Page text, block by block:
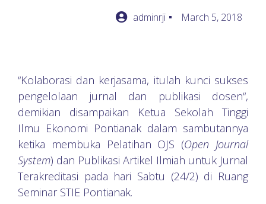
adminrji March 5, 2018
“Kolaborasi dan kerjasama, itulah kunci sukses
pengelolaan jurnal dan publikasi dosen“,
demikian disampaikan Ketua Sekolah Tinggi
Ilmu Ekonomi Pontianak dalam sambutannya
ketika membuka Pelatihan OJS (Open Journal
System) dan Publikasi Artikel Ilmiah untuk Jurnal
Terakreditasi pada hari Sabtu (24/2) di Ruang
Seminar STIE Pontianak.